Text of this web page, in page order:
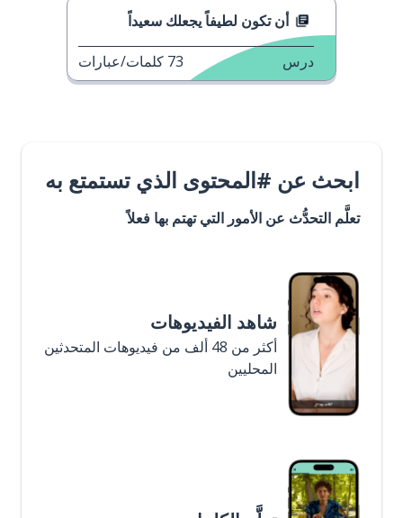
أن تكون لطيفاً يجعلك سعيداً
درس 73 كلمات/عبارات
ابحث عن #المحتوى الذي تستمتع به
تعلَّم التحدُّث عن الأمور التي تهتم بها فعلاً
شاهد الفيديوهات
أكثر من 48 ألف من فيديوهات المتحدثين
المحليين